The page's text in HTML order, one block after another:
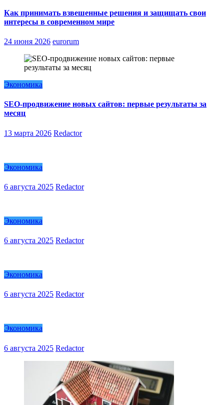
Как принимать взвешенные решения и защищать свои
интересы в современном мире
24 июня 2026 eurorum
Экономика
SEO-продвижение новых сайтов: первые результаты за
месяц
13 марта 2026 Redactor
Экономика
6 августа 2025 Redactor
Экономика
6 августа 2025 Redactor
Экономика
6 августа 2025 Redactor
Экономика
6 августа 2025 Redactor